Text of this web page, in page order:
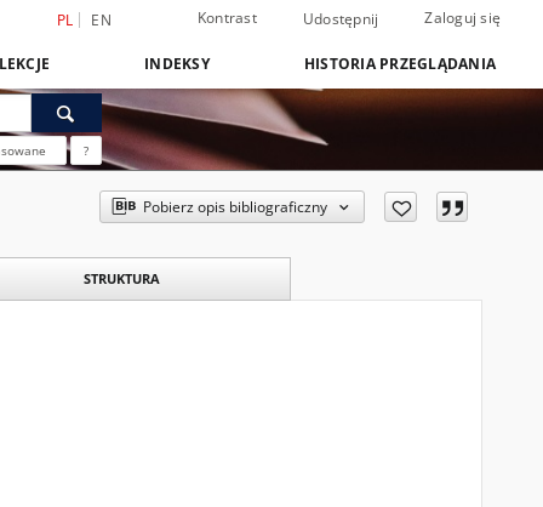
PL EN Kontrast Udostępnij Zaloguj się
INDEKSY HISTORIA PRZEGLĄDANIA
?
Pobierz opis bibliograficzny
STRUKTURA